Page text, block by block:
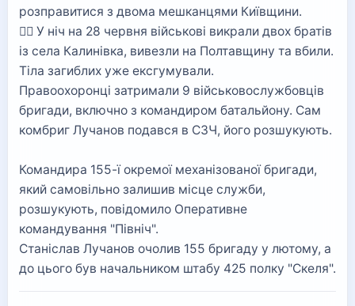
розправитися з двома мешканцями Київщини.
👉🏻 У ніч на 28 червня військові викрали двох братів
із села Калинівка, вивезли на Полтавщину та вбили.
Тіла загиблих уже ексгумували.
Правоохоронці затримали 9 військовослужбовців
бригади, включно з командиром батальйону. Сам
комбриг Лучанов подався в СЗЧ, його розшукують.
Командира 155-ї окремої механізованої бригади,
який самовільно залишив місце служби,
розшукують, повідомило Оперативне
командування "Північ".
Станіслав Лучанов очолив 155 бригаду у лютому, а
до цього був начальником штабу 425 полку "Скеля".